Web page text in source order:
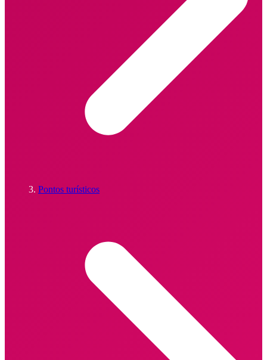
Pontos turísticos